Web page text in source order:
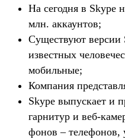
На сегодня в Skype
млн. аккаунтов;
Существуют версии
известных
мобильные;
Компания
Skype выпускает и
гарнитур и веб-
фонов – телефонов,